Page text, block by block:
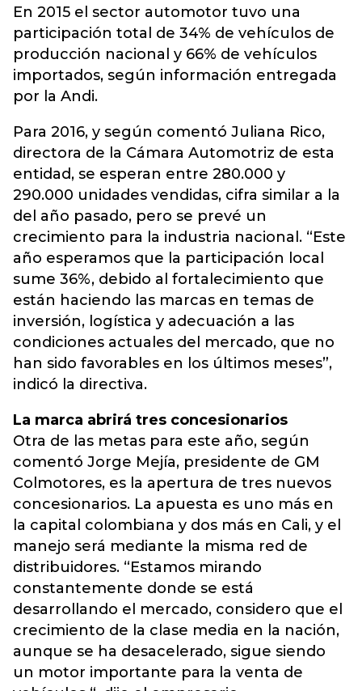
En 2015 el sector automotor tuvo una
participación total de 34% de vehículos de
producción nacional y 66% de vehículos
importados, según información entregada
por la Andi.
Para 2016, y según comentó Juliana Rico,
directora de la Cámara Automotriz de esta
entidad, se esperan entre 280.000 y
290.000 unidades vendidas, cifra similar a la
del año pasado, pero se prevé un
crecimiento para la industria nacional. “Este
año esperamos que la participación local
sume 36%, debido al fortalecimiento que
están haciendo las marcas en temas de
inversión, logística y adecuación a las
condiciones actuales del mercado, que no
han sido favorables en los últimos meses”,
indicó la directiva.
La marca abrirá tres concesionarios
Otra de las metas para este año, según
comentó Jorge Mejía, presidente de GM
Colmotores, es la apertura de tres nuevos
concesionarios. La apuesta es uno más en
la capital colombiana y dos más en Cali, y el
manejo será mediante la misma red de
distribuidores. “Estamos mirando
constantemente donde se está
desarrollando el mercado, considero que el
crecimiento de la clase media en la nación,
aunque se ha desacelerado, sigue siendo
un motor importante para la venta de